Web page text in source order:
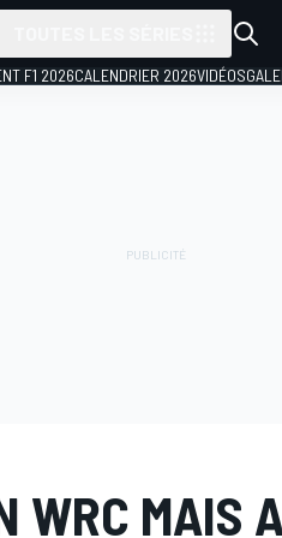
F1 2026CALENDRIER 2026VIDÉOS
WRC MAIS